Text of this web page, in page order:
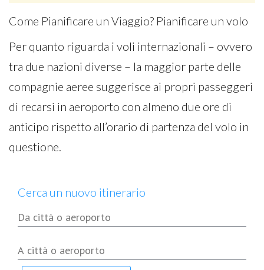
Come Pianificare un Viaggio? Pianificare un volo
Per quanto riguarda i voli internazionali – ovvero
tra due nazioni diverse – la maggior parte delle
compagnie aeree suggerisce ai propri passeggeri
di recarsi in aeroporto con almeno due ore di
anticipo rispetto all’orario di partenza del volo in
questione.
Cerca un nuovo itinerario